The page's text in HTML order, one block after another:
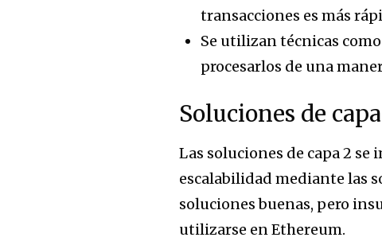
transacciones es más
Se utilizan técnicas
procesarlos de una
Soluciones de
Las soluciones de capa 2
escalabilidad mediante las
soluciones buenas, pero
utilizarse en Ethereum.